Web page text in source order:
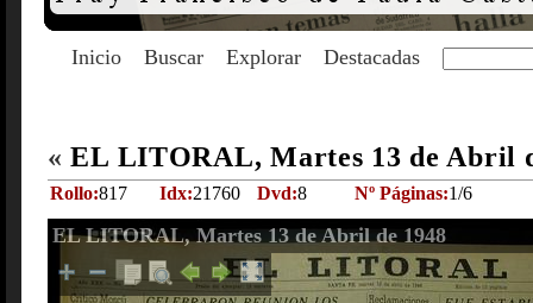
Inicio Buscar Explorar Destacadas
« EL LITORAL, Martes 13 de Abril
Rollo:817 Idx:21760 Dvd:8 Nº Páginas:1/6
EL LITORAL, Martes 13 de Abril de 1948